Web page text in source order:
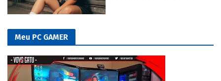
Meu PC GAMER